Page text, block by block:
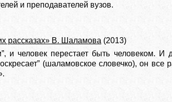
и преподавателей вузов.
рассказах» В. Шаламова (2013)
и человек перестает быть человеком. И
(шаламовское словечко), он все